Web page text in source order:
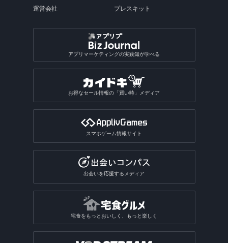
運営会社 プレスキット
アプリマーケティングの実践知が学べる
お得なセール情報の「買い時」メディア
スマホゲーム情報サイト
出会いを応援するメディア
宅食をもっとおいしく、もっと楽しく